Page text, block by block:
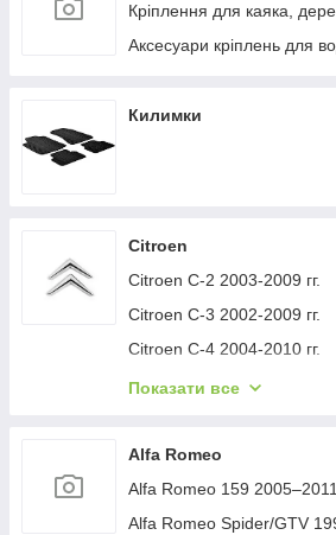
Кріплення для каяка,
Аксесуари кріплень для
Килимки
Citroen
Citroen C-2 2003-2009 гг.
Citroen C-3 2002-2009 гг.
Citroen C-4 2004-2010 гг.
Citroen C-1 2005-2014 гг.
Citroen C-4 Picasso 2006-
Citroen Nemo 2007-2017 гг.
Citroen Berlingo 1996-2008
Показати все
Alfa Romeo
Alfa Romeo 159
Alfa Romeo Spider/GTV